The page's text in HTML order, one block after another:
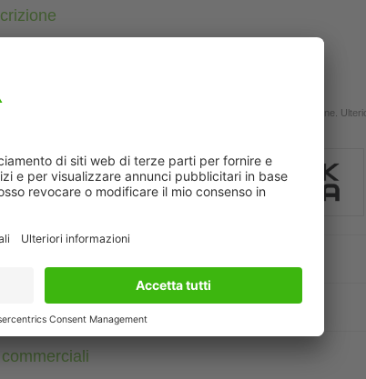
plastica con buona resistenza contro agenti chimici e oli
agli agenti aggressivi deve essere testata per la singola applicazione.
del cavo